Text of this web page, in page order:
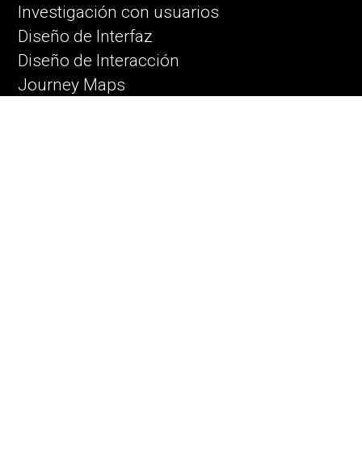
Investigación con usuarios
Diseño de Interfaz
Diseño de Interacción
Journey Maps